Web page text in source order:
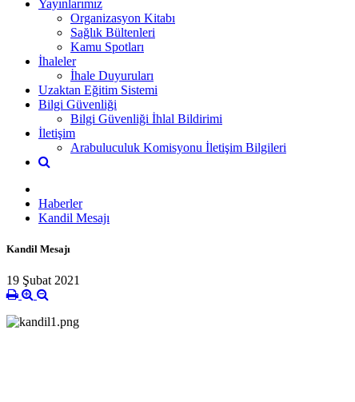
Yayınlarımız
Organizasyon Kitabı
Sağlık Bültenleri
Kamu Spotları
İhaleler
İhale Duyuruları
Uzaktan Eğitim Sistemi
Bilgi Güvenliği
Bilgi Güvenliği İhlal Bildirimi
İletişim
Arabuluculuk Komisyonu İletişim Bilgileri
Haberler
Kandil Mesajı
Kandil Mesajı
19 Şubat 2021